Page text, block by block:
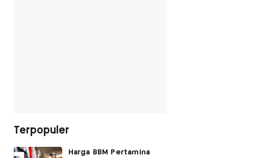
Terpopuler
Harga BBM Pertamina